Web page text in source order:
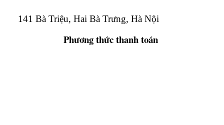
141 Bà Triệu, Hai Bà Trưng, Hà Nội
Phương thứcthanh toán